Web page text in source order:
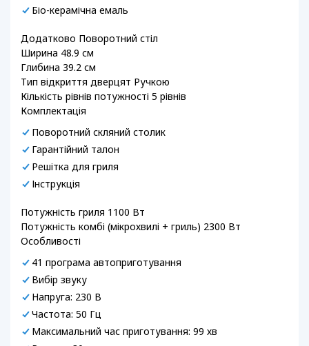
Біо-керамічна емаль
Додатково Поворотний стіл
Ширина 48.9 см
Глибина 39.2 см
Тип відкриття дверцят Ручкою
Кількість рівнів потужності 5 рівнів
Комплектація
Поворотний скляний столик
Гарантійний талон
Решітка для гриля
Інструкція
Потужність гриля 1100 Вт
Потужність комбі (мікрохвилі + гриль) 2300 Вт
Особливості
41 програма автоприготування
Вибір звуку
Напруга: 230 В
Частота: 50 Гц
Максимальний час приготування: 99 хв